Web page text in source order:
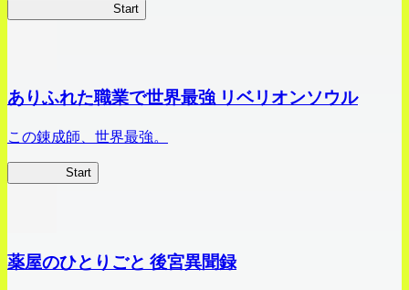
Start
ありふれた職業で世界最強 リベリオンソウル
この錬成師、世界最強。
Start
薬屋のひとりごと 後宮異聞録